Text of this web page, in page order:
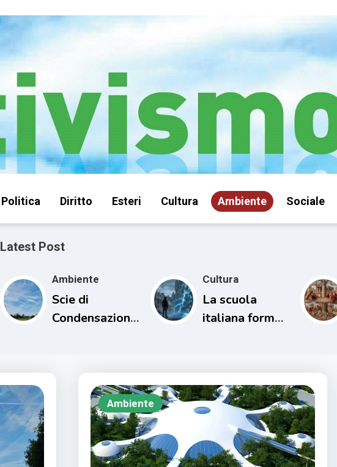
Politica Diritto Esteri Cultura Ambiente Sociale
Latest Post
Ambiente
Scie di
Condensazione
Cultura
La scuola
italiana forma
comprendere il
proprio tempo
Ambiente